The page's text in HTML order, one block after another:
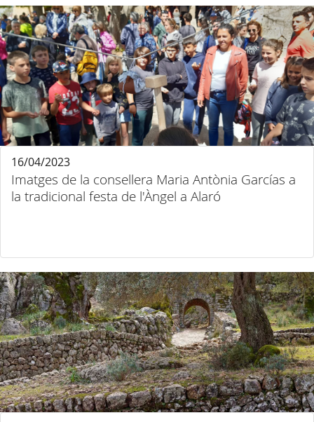
Imatges de la consellera Maria Antònia Garcías a
la tradicional festa de l'Àngel a Alaró
16/04/2023